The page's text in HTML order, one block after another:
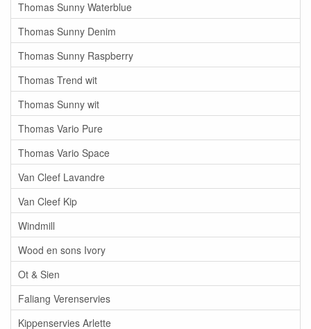
Thomas Sunny Waterblue
Thomas Sunny Denim
Thomas Sunny Raspberry
Thomas Trend wit
Thomas Sunny wit
Thomas Vario Pure
Thomas Vario Space
Van Cleef Lavandre
Van Cleef Kip
Windmill
Wood en sons Ivory
Ot & Sien
Faliang Verenservies
Kippenservies Arlette